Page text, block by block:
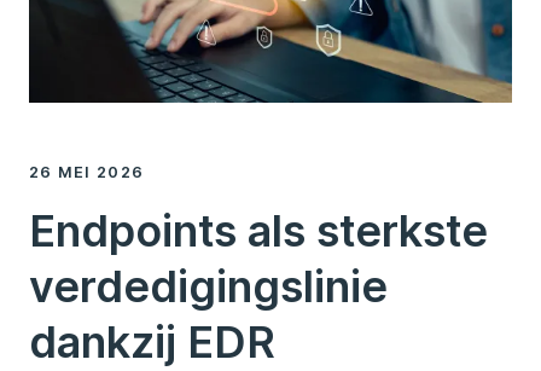
26 MEI 2026
Endpoints als sterkste
verdedigingslinie
dankzij EDR